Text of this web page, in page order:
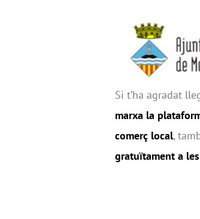
Si t’ha agradat
marxa la
comerç local,
gratuïtament a